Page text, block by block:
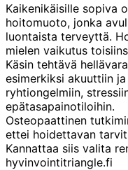
Kaikenikäisille sopiva
hoitomuoto, jonka
luontaista terveyttä.
mielen vaikutus
Käsin tehtävä
esimerkiksi akuuttiin
ryhtiongelmiin,
epätasapainotiloihin.
Osteopaattinen
ettei hoidettavan
Kannattaa siis valita
hyvinvointitriangle.fi